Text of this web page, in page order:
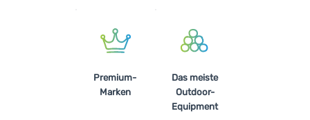
Premium-
Marken
Das meiste
Outdoor-
Equipment